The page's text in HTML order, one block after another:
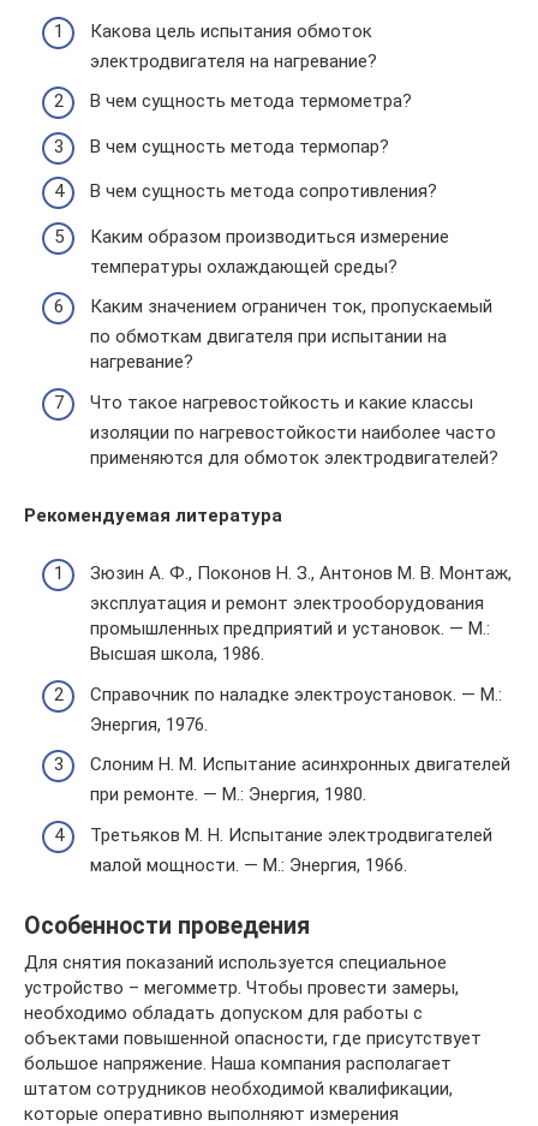
Какова цель испытания обмоток
электродвигателя на нагревание?
В чем сущность метода термометра?
В чем сущность метода термопар?
В чем сущность метода сопротивления?
Каким образом производиться измерение
температуры охлаждающей среды?
Каким значением ограничен ток, пропускаемый
по обмоткам двигателя при испытании на
нагревание?
Что такое нагревостойкость и какие классы
изоляции по нагревостойкости наиболее часто
применяются для обмоток электродвигателей?
Рекомендуемая литература
Зюзин А. Ф., Поконов Н. З., Антонов М. В. Монтаж,
эксплуатация и ремонт электрооборудования
промышленных предприятий и установок. — М.:
Высшая школа, 1986.
Справочник по наладке электроустановок. — М.:
Энергия, 1976.
Слоним Н. М. Испытание асинхронных двигателей
при ремонте. — М.: Энергия, 1980.
Третьяков М. Н. Испытание электродвигателей
малой мощности. — М.: Энергия, 1966.
Особенности проведения
Для снятия показаний используется специальное
устройство – мегомметр. Чтобы провести замеры,
необходимо обладать допуском для работы с
объектами повышенной опасности, где присутствует
большое напряжение. Наша компания располагает
штатом сотрудников необходимой квалификации,
которые оперативно выполняют измерения